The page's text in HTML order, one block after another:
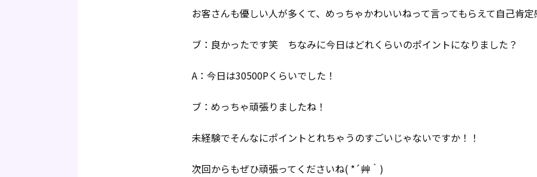
お客さんも優しい人が多くて、めっちゃかわいいねって言ってもらえて自己肯
ブ：良かったです笑 ちなみに今日はどれくらいのポイントになりました？
A：今日は30500Pくらいでした！
ブ：めっちゃ頑張りましたね！
未経験でそんなにポイントとれちゃうのすごいじゃないですか！！
次回からもぜひ頑張ってくださいね( *´艸｀)